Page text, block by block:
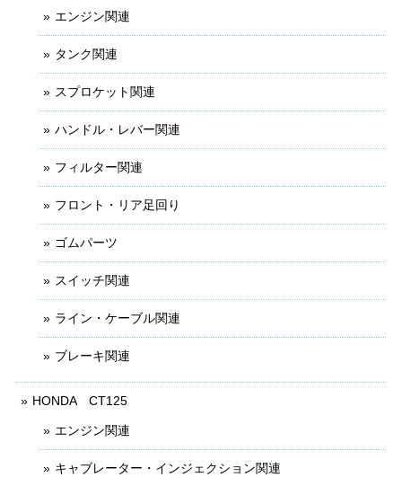
エンジン関連
タンク関連
スプロケット関連
ハンドル・レバー関連
フィルター関連
フロント・リア足回り
ゴムパーツ
スイッチ関連
ライン・ケーブル関連
ブレーキ関連
HONDA CT125
エンジン関連
キャブレーター・インジェクション関連